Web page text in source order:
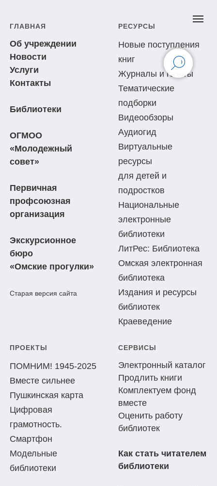
ГЛАВНАЯ
Об учреждении
Новости
Услуги
Контакты
Библиотеки
ОГМОО
«Молодежный
совет»
Первичная
профсоюзная
организация
Экскурсионное
бюро
«Омские прогулки»
Старая версия сайта
РЕСУРСЫ
Новые поступления
книг
Журналы и газеты
Тематические
подборки
Видеообзоры
Аудиогид
Виртуальные
ресурсы
для детей и
подростков
Национальные
электронные
библиотеки
ЛитРес: Библиотека
Омская электронная
библиотека
Издания и ресурсы
библиотек
Краеведение
ПРОЕКТЫ
ПОМНИМ! 1945-2025
Вместе сильнее
Пушкинская карта
Цифровая
грамотность.
Смартфон
Модельные
библиотеки
СЕРВИСЫ
Электронный каталог
Продлить книги
Комплектуем фонд
вместе
Оценить работу
библиотек
Как стать читателем
библиотеки